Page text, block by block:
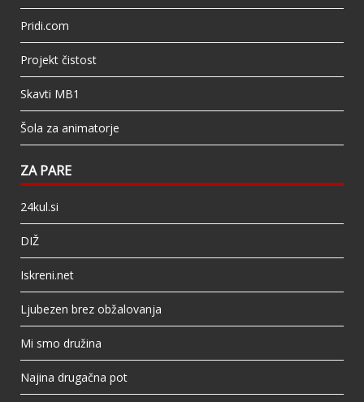
Pridi.com
Projekt čistost
Skavti MB1
Šola za animatorje
ZA PARE
24kul.si
DIŽ
Iskreni.net
Ljubezen brez obžalovanja
Mi smo družina
Najina drugačna pot